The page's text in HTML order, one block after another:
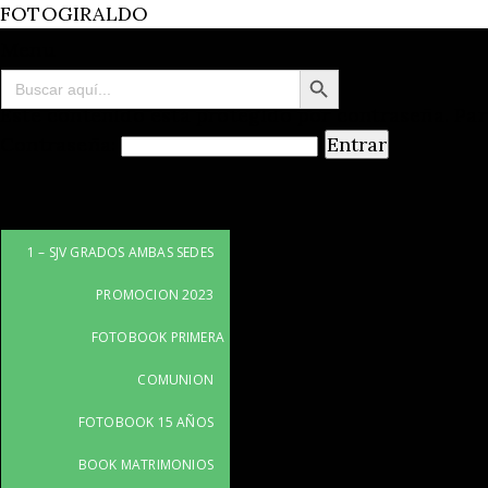
FOTOGIRALDO
Buscar:
Botón de búsqueda
1 – SJV GRADOS AMBAS SEDES
PROMOCION 2023
FOTOBOOK PRIMERA
COMUNION
FOTOBOOK 15 AÑOS
BOOK MATRIMONIOS
Este contenido está protegido por contraseña.
Contraseña: